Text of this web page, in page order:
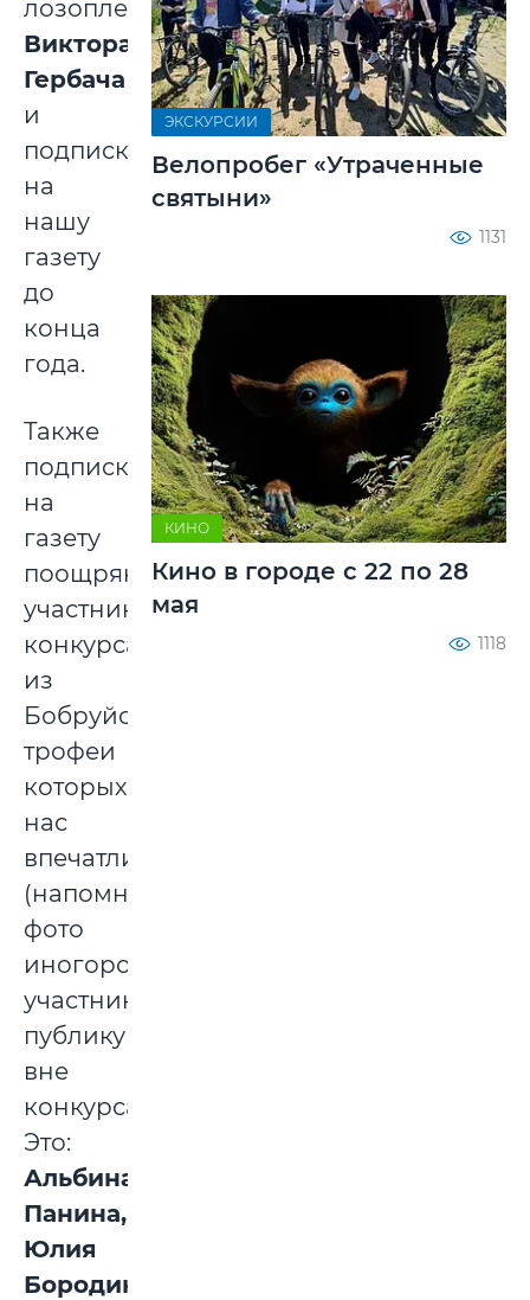
лозоплетения
Виктора
Гербача
и
подписку
на
нашу
газету
до
конца
года.
Также
подпиской
на
газету
поощряются
участники
конкурса
из
Бобруйска,
трофеи
которых
нас
впечатлили
(напомним,
фото
иногородних
участников
публикуются
вне
конкурса).
Это:
Альбина
Панина,
Юлия
Бородина,
ЭКСКУРСИИ
Велопробег «Утраченные
святыни»
1131
КИНО
Кино в городе с 22 по 28
мая
1118